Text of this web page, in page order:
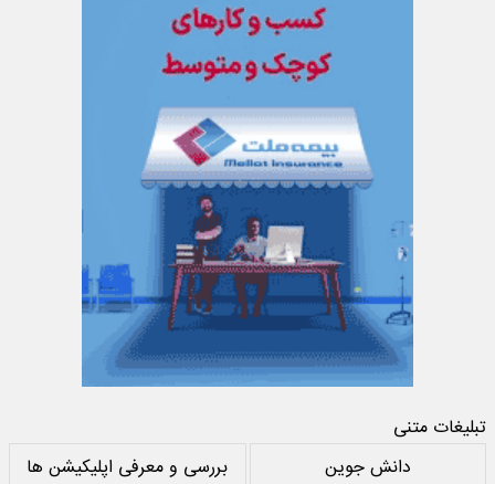
تبلیغات متنی
دانش جوین
بررسی و معرفی اپلیکیشن ها